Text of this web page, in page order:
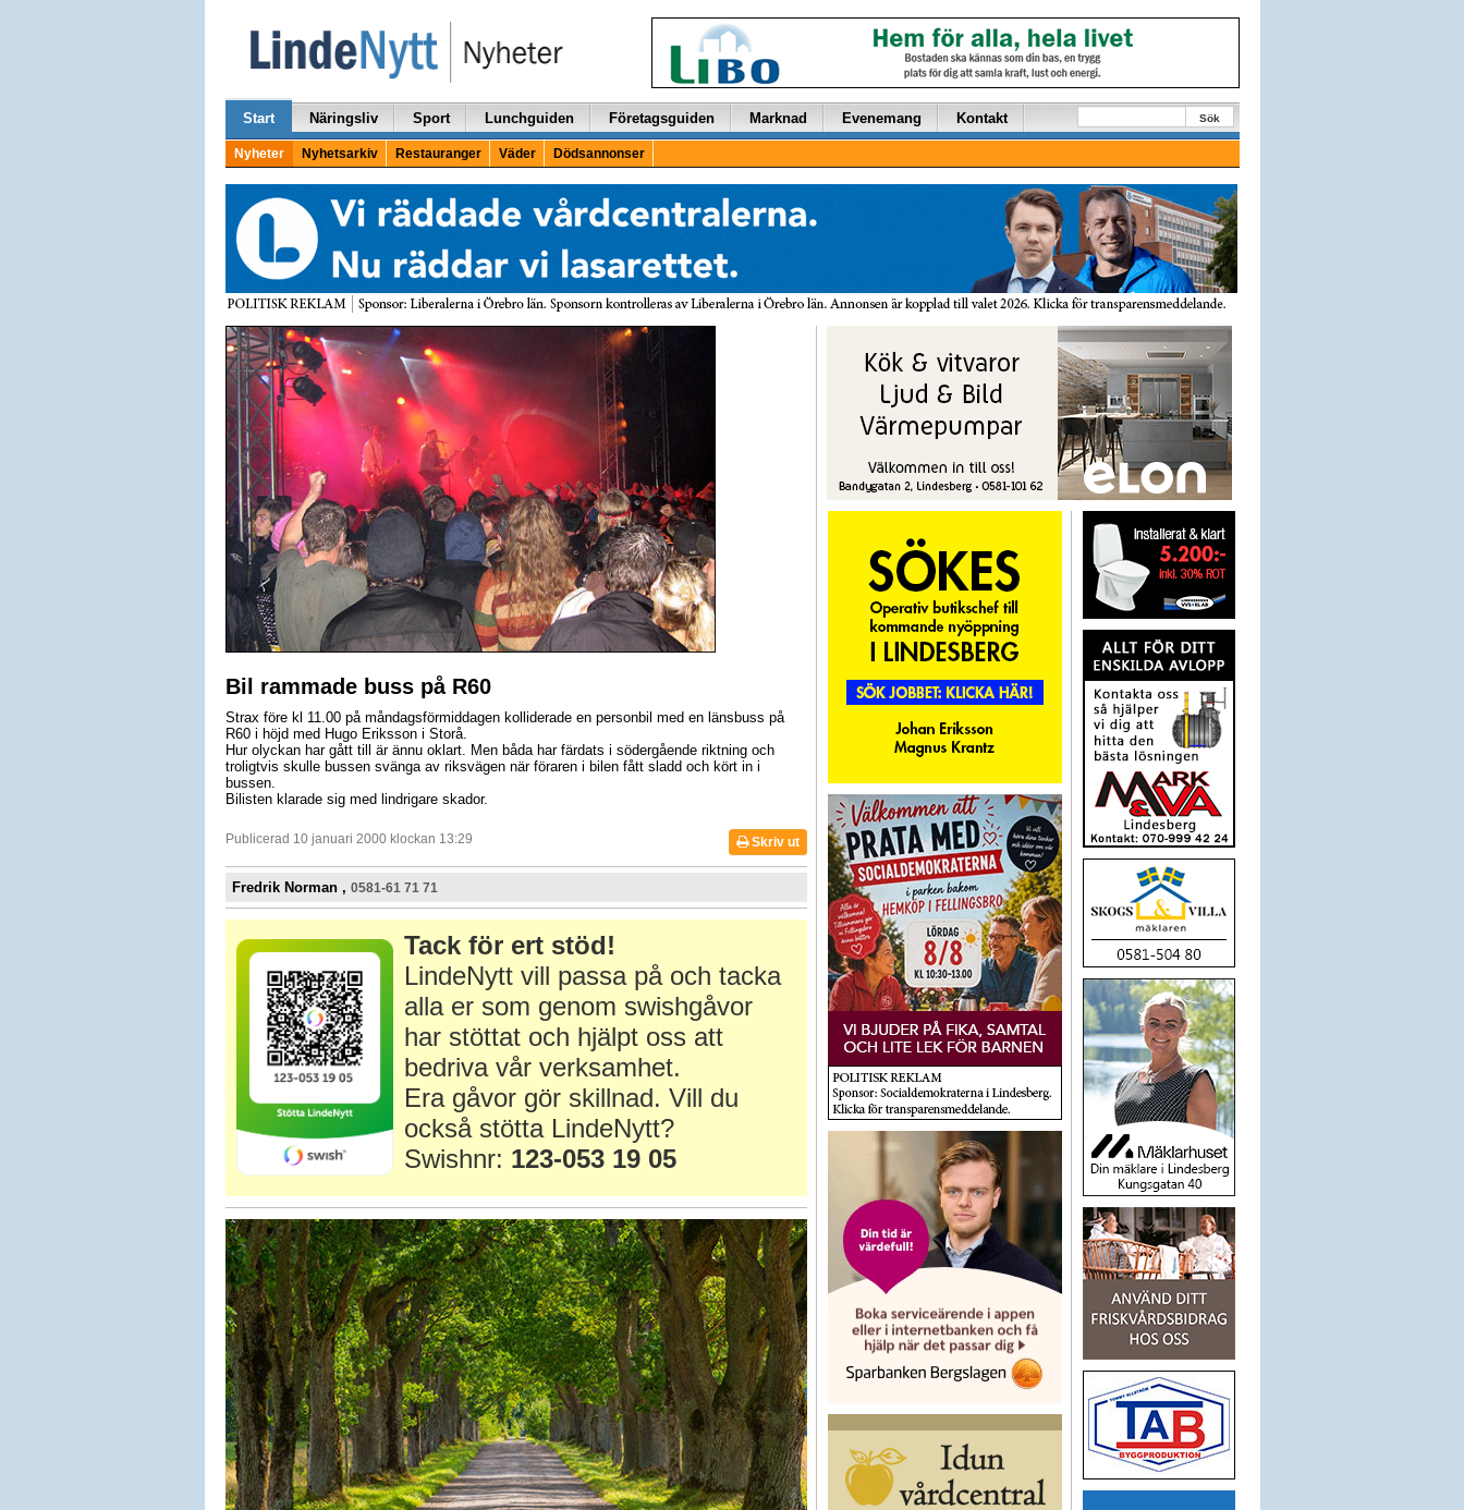
Start Näringsliv Sport Lunchguiden Företagsguiden Marknad Evenemang Kontakt Sök
Nyheter Nyhetsarkiv Restauranger Väder Dödsannonser
Bil rammade buss på R60
Strax före kl 11.00 på måndagsförmiddagen kolliderade en personbil med en länsbuss på
R60 i höjd med Hugo Eriksson i Storå.
Hur olyckan har gått till är ännu oklart. Men båda har färdats i södergående riktning och
troligtvis skulle bussen svänga av riksvägen när föraren i bilen fått sladd och kört in i
bussen.
Bilisten klarade sig med lindrigare skador.
Publicerad 10 januari 2000 klockan 13:29 Skriv ut
Fredrik Norman , 0581-61 71 71
Tack för ert stöd!
LindeNytt vill passa på och tacka
alla er som genom swishgåvor
har stöttat och hjälpt oss att
bedriva vår verksamhet.
Era gåvor gör skillnad. Vill du
också stötta LindeNytt?
Swishnr: 123-053 19 05